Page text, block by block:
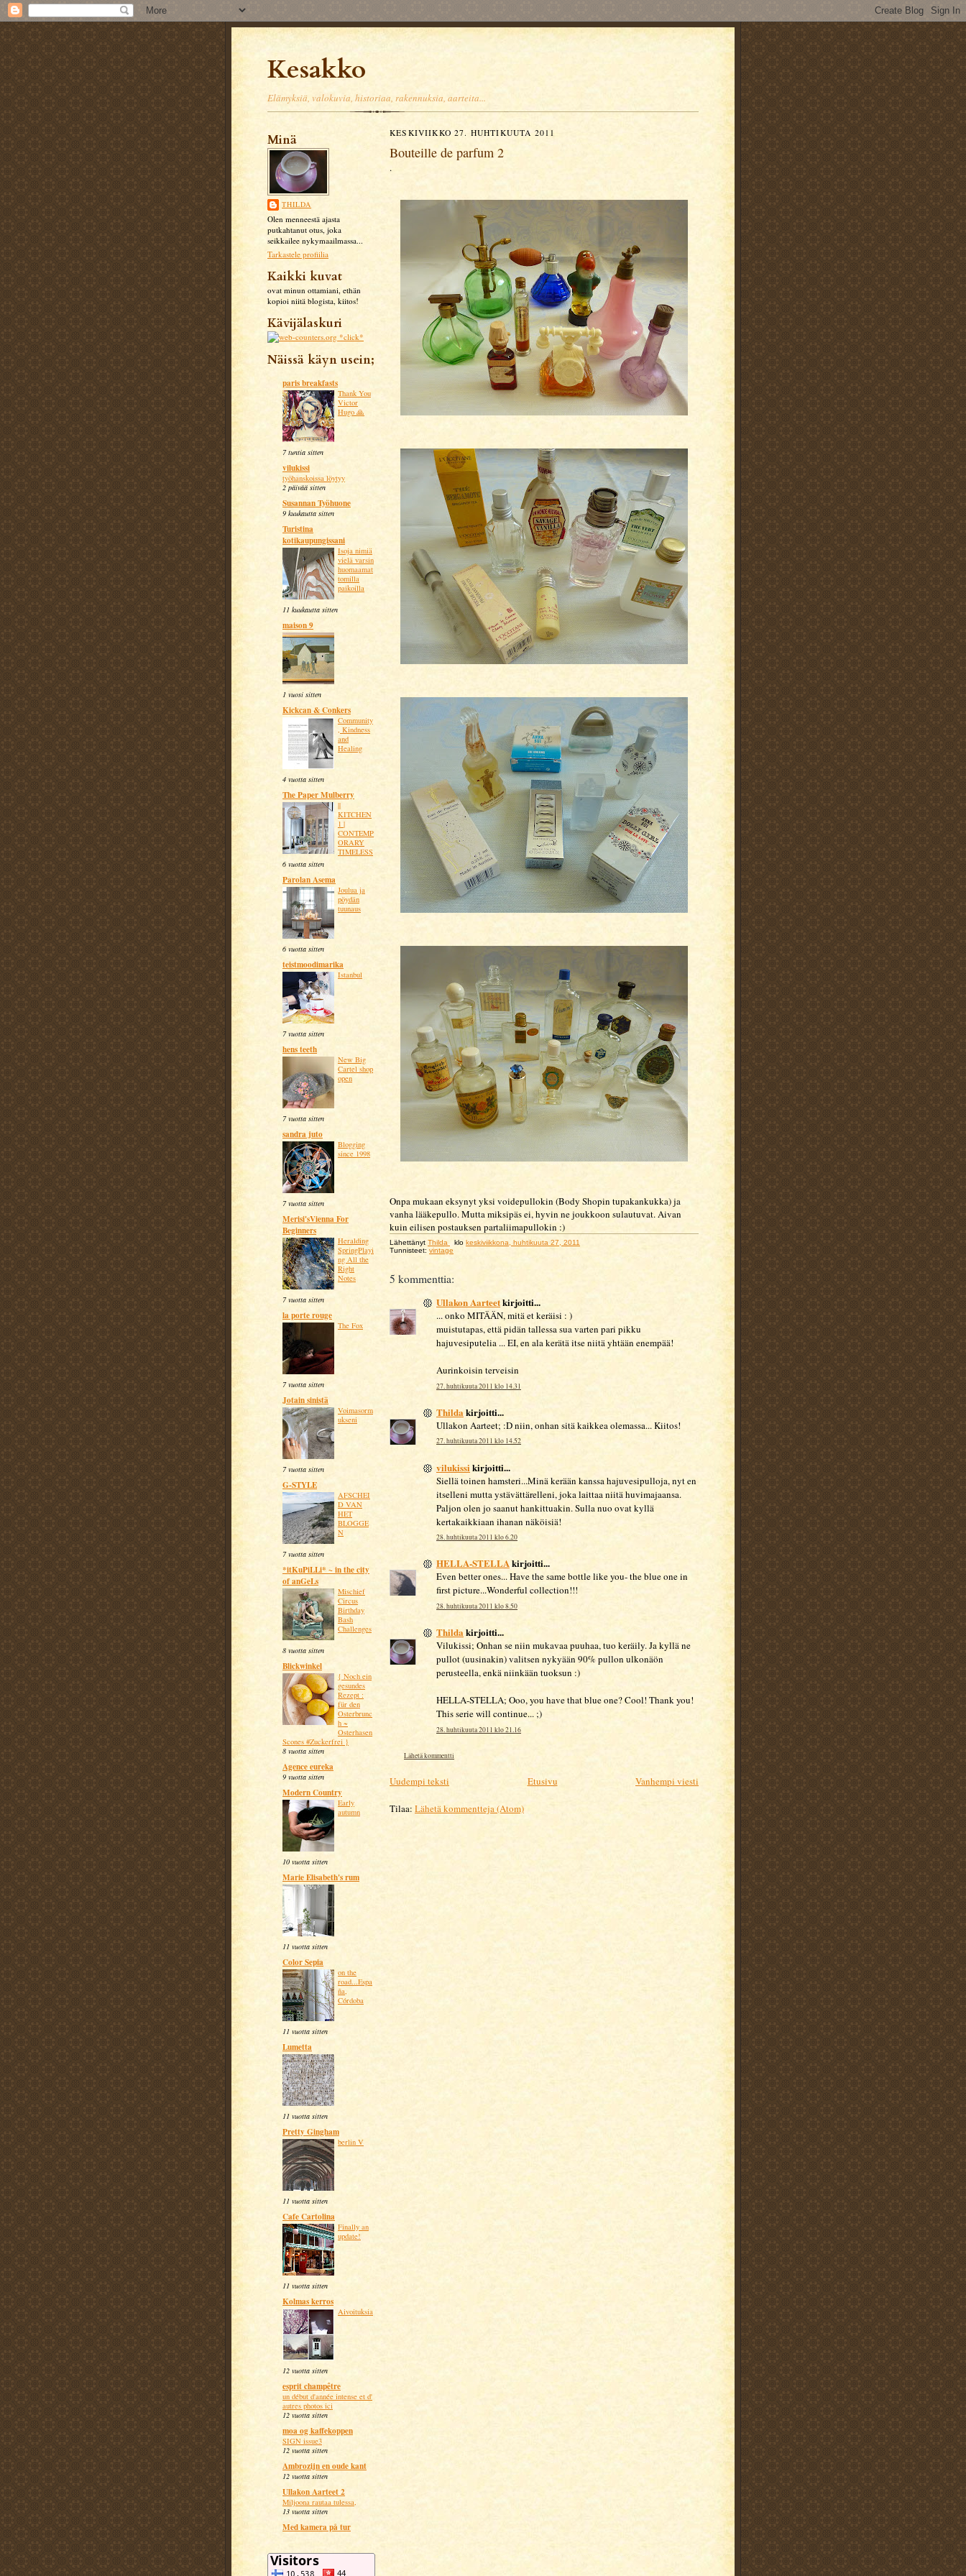
Kesakko
Elämyksiä, valokuvia, historiaa, rakennuksia, aarteita...
Minä
THILDA
Olen menneestä ajasta
putkahtanut otus, joka
seikkailee nykymaailmassa...
Tarkastele profiilia
Kaikki kuvat
ovat minun ottamiani, ethän
kopioi niitä blogista, kiitos!
Kävijälaskuri
*click*
Näissä käyn usein;
paris breakfasts
Thank You
Victor
Hugo 🙏
7 tuntia sitten
vilukissi
työhanskoissa löytyy
2 päivää sitten
Susannan Työhuone
9 kuukautta sitten
Turistina
kotikaupungissani
Isoja nimiä
vielä varsin
huomaamat
tomilla
paikoilla
11 kuukautta sitten
maison 9
1 vuosi sitten
Kickcan & Conkers
Community
, Kindness
and
Healing
4 vuotta sitten
The Paper Mulberry
||
KITCHEN
1 |
CONTEMP
ORARY
TIMELESS
6 vuotta sitten
Parolan Asema
Joulua ja
pöydän
tuunaus
6 vuotta sitten
teistmoodimarika
Istanbul
7 vuotta sitten
hens teeth
New Big
Cartel shop
open
7 vuotta sitten
sandra juto
Blogging
since 1998
7 vuotta sitten
Merisi'sVienna For
Beginners
Heralding
SpringPlayi
ng All the
Right
Notes
7 vuotta sitten
la porte rouge
The Fox
7 vuotta sitten
Jotain sinistä
Voimasorm
ukseni
7 vuotta sitten
G-STYLE
AFSCHEI
D VAN
HET
BLOGGE
N
7 vuotta sitten
*itKuPiLLi* ~ in the city
of anGeLs
Mischief
Circus
Birthday
Bash
Challenges
8 vuotta sitten
Blickwinkel
{ Noch ein
gesundes
Rezept :
für den
Osterbrunc
h ~
Osterhasen
Scones #Zuckerfrei }
8 vuotta sitten
Agence eureka
9 vuotta sitten
Modern Country
Early
autumn
10 vuotta sitten
Marie Elisabeth's rum
11 vuotta sitten
Color Sepia
on the
road...Espa
ña,
Córdoba
11 vuotta sitten
Lumetta
11 vuotta sitten
Pretty Gingham
berlin V
11 vuotta sitten
Cafe Cartolina
Finally an
update!
11 vuotta sitten
Kolmas kerros
Aivoituksia
12 vuotta sitten
esprit champêtre
un début d'année intense et d'
autres photos ici
12 vuotta sitten
moa og kaffekoppen
SIGN issue3
12 vuotta sitten
Ambrozijn en oude kant
12 vuotta sitten
Ullakon Aarteet 2
Miljoona rautaa tulessa,
13 vuotta sitten
Med kamera på tur
KESKIVIIKKO 27. HUHTIKUUTA 2011
Bouteille de parfum 2
.
Onpa mukaan eksynyt yksi voidepullokin (Body Shopin tupakankukka) ja
vanha lääkepullo. Mutta miksipäs ei, hyvin ne joukkoon sulautuvat. Aivan
kuin eilisen postauksen partaliimapullokin :)
Lähettänyt Thilda klo keskiviikkona, huhtikuuta 27, 2011
Tunnisteet: vintage
5 kommenttia:
Ullakon Aarteetkirjoitti...
... onko MITÄÄN, mitä et keräisi : )
muistutapas, että pidän tallessa sua varten pari pikku
hajuvesiputelia ... EI, en ala kerätä itse niitä yhtään enempää!
Aurinkoisin terveisin
27. huhtikuuta 2011 klo 14.31
Thilda kirjoitti...
Ullakon Aarteet; :D niin, onhan sitä kaikkea olemassa... Kiitos!
27. huhtikuuta 2011 klo 14.52
vilukissi kirjoitti...
Siellä toinen hamsteri...Minä kerään kanssa hajuvesipulloja, nyt en
itselleni mutta ystävättärelleni, joka laittaa niitä huvimajaansa.
Paljon olen jo saanut hankittuakin. Sulla nuo ovat kyllä
kertakaikkiaan ihanan näköisiä!
28. huhtikuuta 2011 klo 6.20
HELLA-STELLAkirjoitti...
Even better ones... Have the same bottle like you- the blue one in
first picture...Wonderful collection!!!
28. huhtikuuta 2011 klo 8.50
Thilda kirjoitti...
Vilukissi; Onhan se niin mukavaa puuhaa, tuo keräily. Ja kyllä ne
pullot (uusinakin) valitsen nykyään 90% pullon ulkonäön
perusteella, enkä niinkään tuoksun :)
HELLA-STELLA; Ooo, you have that blue one? Cool! Thank you!
This serie will continue... ;)
28. huhtikuuta 2011 klo 21.16
Lähetä kommentti
Uudempi teksti Vanhempi viesti
Etusivu
Tilaa: Lähetä kommentteja (Atom)